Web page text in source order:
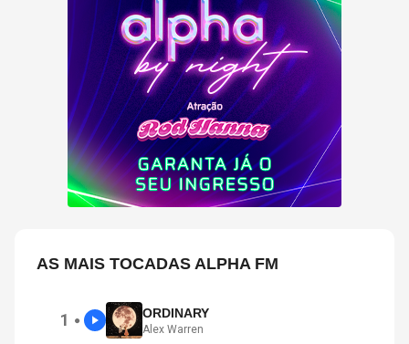
AS MAIS TOCADAS ALPHA FM
1 ● ORDINARY
Alex Warren